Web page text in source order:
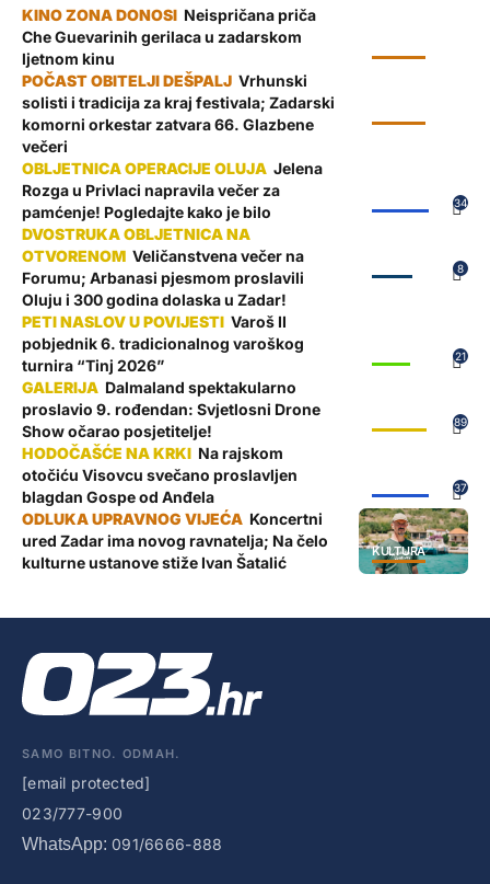
Neispričana priča
Che Guevarinih gerilaca u zadarskom
ljetnom kinu
Vrhunski
solisti i tradicija za kraj festivala; Zadarski
komorni orkestar zatvara 66. Glazbene
večeri
34
Jelena
Rozga u Privlaci napravila večer za
pamćenje! Pogledajte kako je bilo
8
Veličanstvena večer na
Forumu; Arbanasi pjesmom proslavili
Oluju i 300 godina dolaska u Zadar!
21
Varoš II
pobjednik 6. tradicionalnog varoškog
turnira “Tinj 2026”
89
Dalmaland spektakularno
proslavio 9. rođendan: Svjetlosni Drone
Show očarao posjetitelje!
37
Na rajskom
otočiću Visovcu svečano proslavljen
blagdan Gospe od Anđela
KULTURA
Koncertni
ured Zadar ima novog ravnatelja; Na čelo
kulturne ustanove stiže Ivan Šatalić
SAMO BITNO. ODMAH.
[email protected]
023/777-900
WhatsApp: 091/6666-888